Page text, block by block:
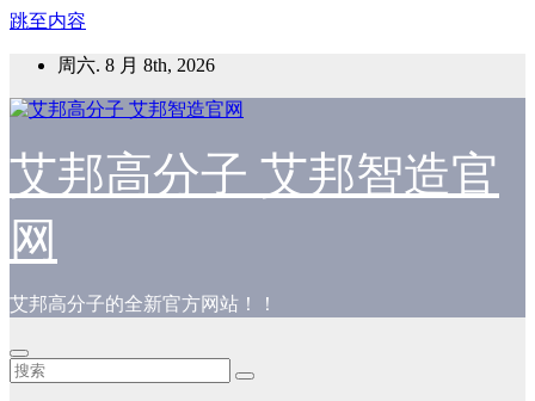
跳至内容
周六. 8 月 8th, 2026
艾邦高分子 艾邦智造官
网
艾邦高分子的全新官方网站！！